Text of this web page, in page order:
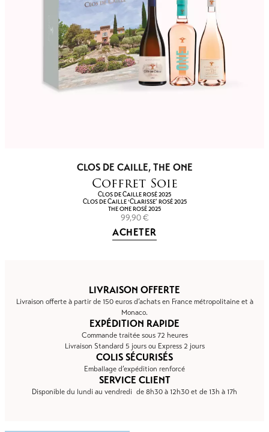
CLOS DE CAILLE, THE ONE
Coffret Soie
CLOS DE CAILLE ROSÉ 2025
CLOS DE CAILLE ‘CLARISSE’ ROSÉ 2025
THE ONE ROSÉ 2025
99,90€
ACHETER
LIVRAISON OFFERTE
Livraison offerte à partir de 150 euros d’achats en France métropolitaine et à
Monaco.
EXPÉDITION RAPIDE
Commande traitée sous 72 heures
Livraison Standard 5 jours ou Express 2 jours
COLIS SÉCURISÉS
Emballage d’expédition renforcé
SERVICE CLIENT
Disponible du lundi au vendredi de 8h30 à 12h30 et de 13h à 17h